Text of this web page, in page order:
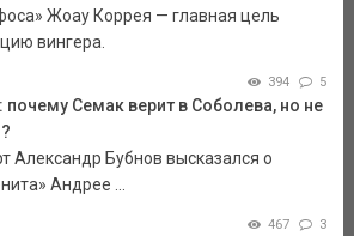
Жоау Коррея — главная цель
вингера.
394 5
Семак верит в Соболева, но не
Александр Бубнов высказался о
Андрее ...
467 3